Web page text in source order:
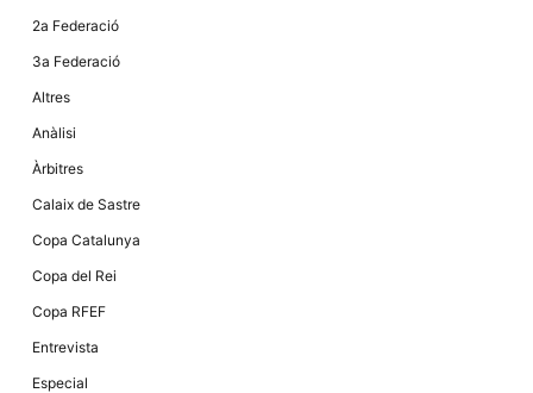
2a Federació
3a Federació
Altres
Anàlisi
Àrbitres
Calaix de Sastre
Copa Catalunya
Copa del Rei
Copa RFEF
Entrevista
Especial